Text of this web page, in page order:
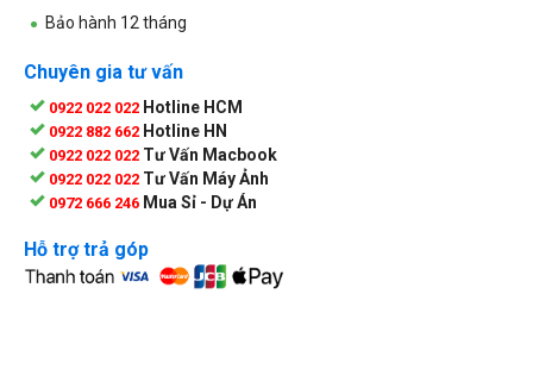
Bảo hành 12 tháng
Chuyên gia tư vấn
0922 022 022 Hotline HCM
0922 882 662 Hotline HN
0922 022 022 Tư Vấn Macbook
0922 022 022 Tư Vấn Máy Ảnh
0972 666 246 Mua Sỉ - Dự Án
Hỗ trợ trả góp